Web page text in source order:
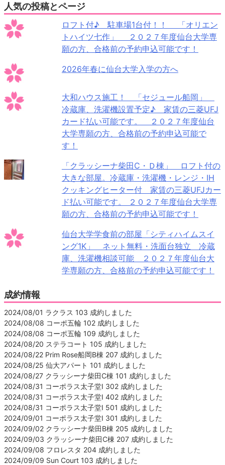
人気の投稿とページ
ロフト付♪ 駐車場1台付！！ 「オリエン
トハイツ七作」 ２０２７年度仙台大学専
願の方、合格前の予約申込可能です！
2026年春に仙台大学入学の方へ
大和ハウス施工！ 「セジュール船岡」
冷蔵庫、洗濯機設置予定♪ 家賃の三菱UFJ
カード払い可能です。 ２０２７年度仙台
大学専願の方、合格前の予約申込可能で
す！
「クラッシーナ柴田C・Ｄ棟」 ロフト付の
大きな部屋。冷蔵庫・洗濯機・レンジ・IH
クッキングヒーター付 家賃の三菱UFJカー
ド払い可能です。 ２０２７年度仙台大学専
願の方、合格前の予約申込可能です！
仙台大学学食前の部屋「シティハイムスイ
ング1K」 ネット無料・洗面台独立 冷蔵
庫、洗濯機相談可能 ２０２７年度仙台大
学専願の方、合格前の予約申込可能です！
成約情報
2024/08/01 ラクラス 103 成約しました
2024/08/08 コーポ五輪 102 成約しました
2024/08/08 コーポ五輪 109 成約しました
2024/08/20 ステラコート 105 成約しました
2024/08/22 Prim Rose船岡B棟 207 成約しました
2024/08/25 仙大アパート 101 成約しました
2024/08/27 クラッシーナ柴田C棟 101 成約しました
2024/08/31 コーポラス太子堂Ⅰ 302 成約しました
2024/08/31 コーポラス太子堂Ⅰ 402 成約しました
2024/08/31 コーポラス太子堂Ⅰ 501 成約しました
2024/09/01 コーポラス太子堂Ⅰ 301 成約しました
2024/09/02 クラッシーナ柴田B棟 205 成約しました
2024/09/03 クラッシーナ柴田C棟 207 成約しました
2024/09/08 フロレスタ 204 成約しました
2024/09/09 Sun Court 103 成約しました